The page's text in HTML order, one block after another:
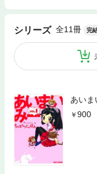
シリーズ 全11冊 完
あい
900